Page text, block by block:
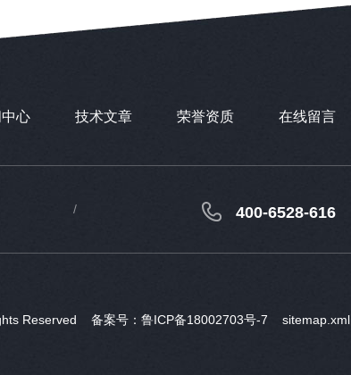
心 技术文章 荣誉资质 在线留言
400-6528-616
Reserved 备案号：鲁ICP备18002703号-7 sitemap.xml